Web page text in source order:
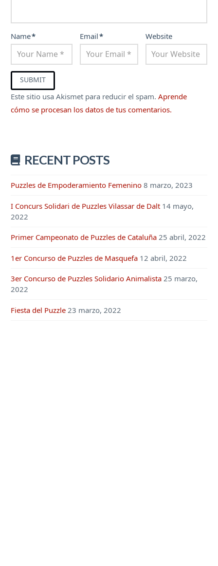
Name* Email* Website
Este sitio usa Akismet para reducir el spam.Aprende
cómo se procesan los datos de tus comentarios.
RECENT POSTS
Puzzles de Empoderamiento Femenino 8 marzo, 2023
I Concurs Solidari de Puzzles Vilassar de Dalt 14 mayo,
2022
Primer Campeonato de Puzzles de Cataluña 25 abril, 2022
1er Concurso de Puzzles de Masquefa 12 abril, 2022
3er Concurso de Puzzles Solidario Animalista 25 marzo,
2022
Fiesta del Puzzle 23 marzo, 2022